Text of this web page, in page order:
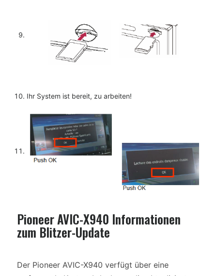
Ihr System ist bereit, zu arbeiten!
Pioneer AVIC-X940 Informationen
zum Blitzer-Update
Der Pioneer AVIC-X940 verfügt über eine